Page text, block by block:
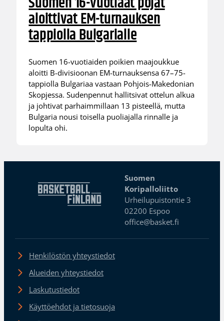
aloittivat EM-turnauksen
tappiolla Bulgarialle
Suomen 16-vuotiaiden poikien maajoukkue
aloitti B-divisioonan EM-turnauksensa 67–75-
tappiolla Bulgariaa vastaan Pohjois-Makedonian
Skopjessa. Sudenpennut hallitsivat ottelun alkua
ja johtivat parhaimmillaan 13 pisteellä, mutta
Bulgaria nousi toisella puoliajalla rinnalle ja
lopulta ohi.
Suomen
Koripalloliitto
Urheilupuistontie 3
02200 Espoo
office@basket.fi
Henkilöstön yhteystiedot
Alueiden yhteystiedot
Laskutustiedot
Käyttöehdot ja tietosuoja